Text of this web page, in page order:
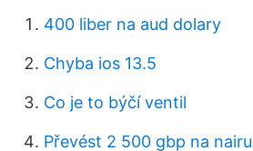
400 liber na aud dolary
Chyba ios 13.5
Co je to býčí ventil
Převést 2 500 gbp na nairu